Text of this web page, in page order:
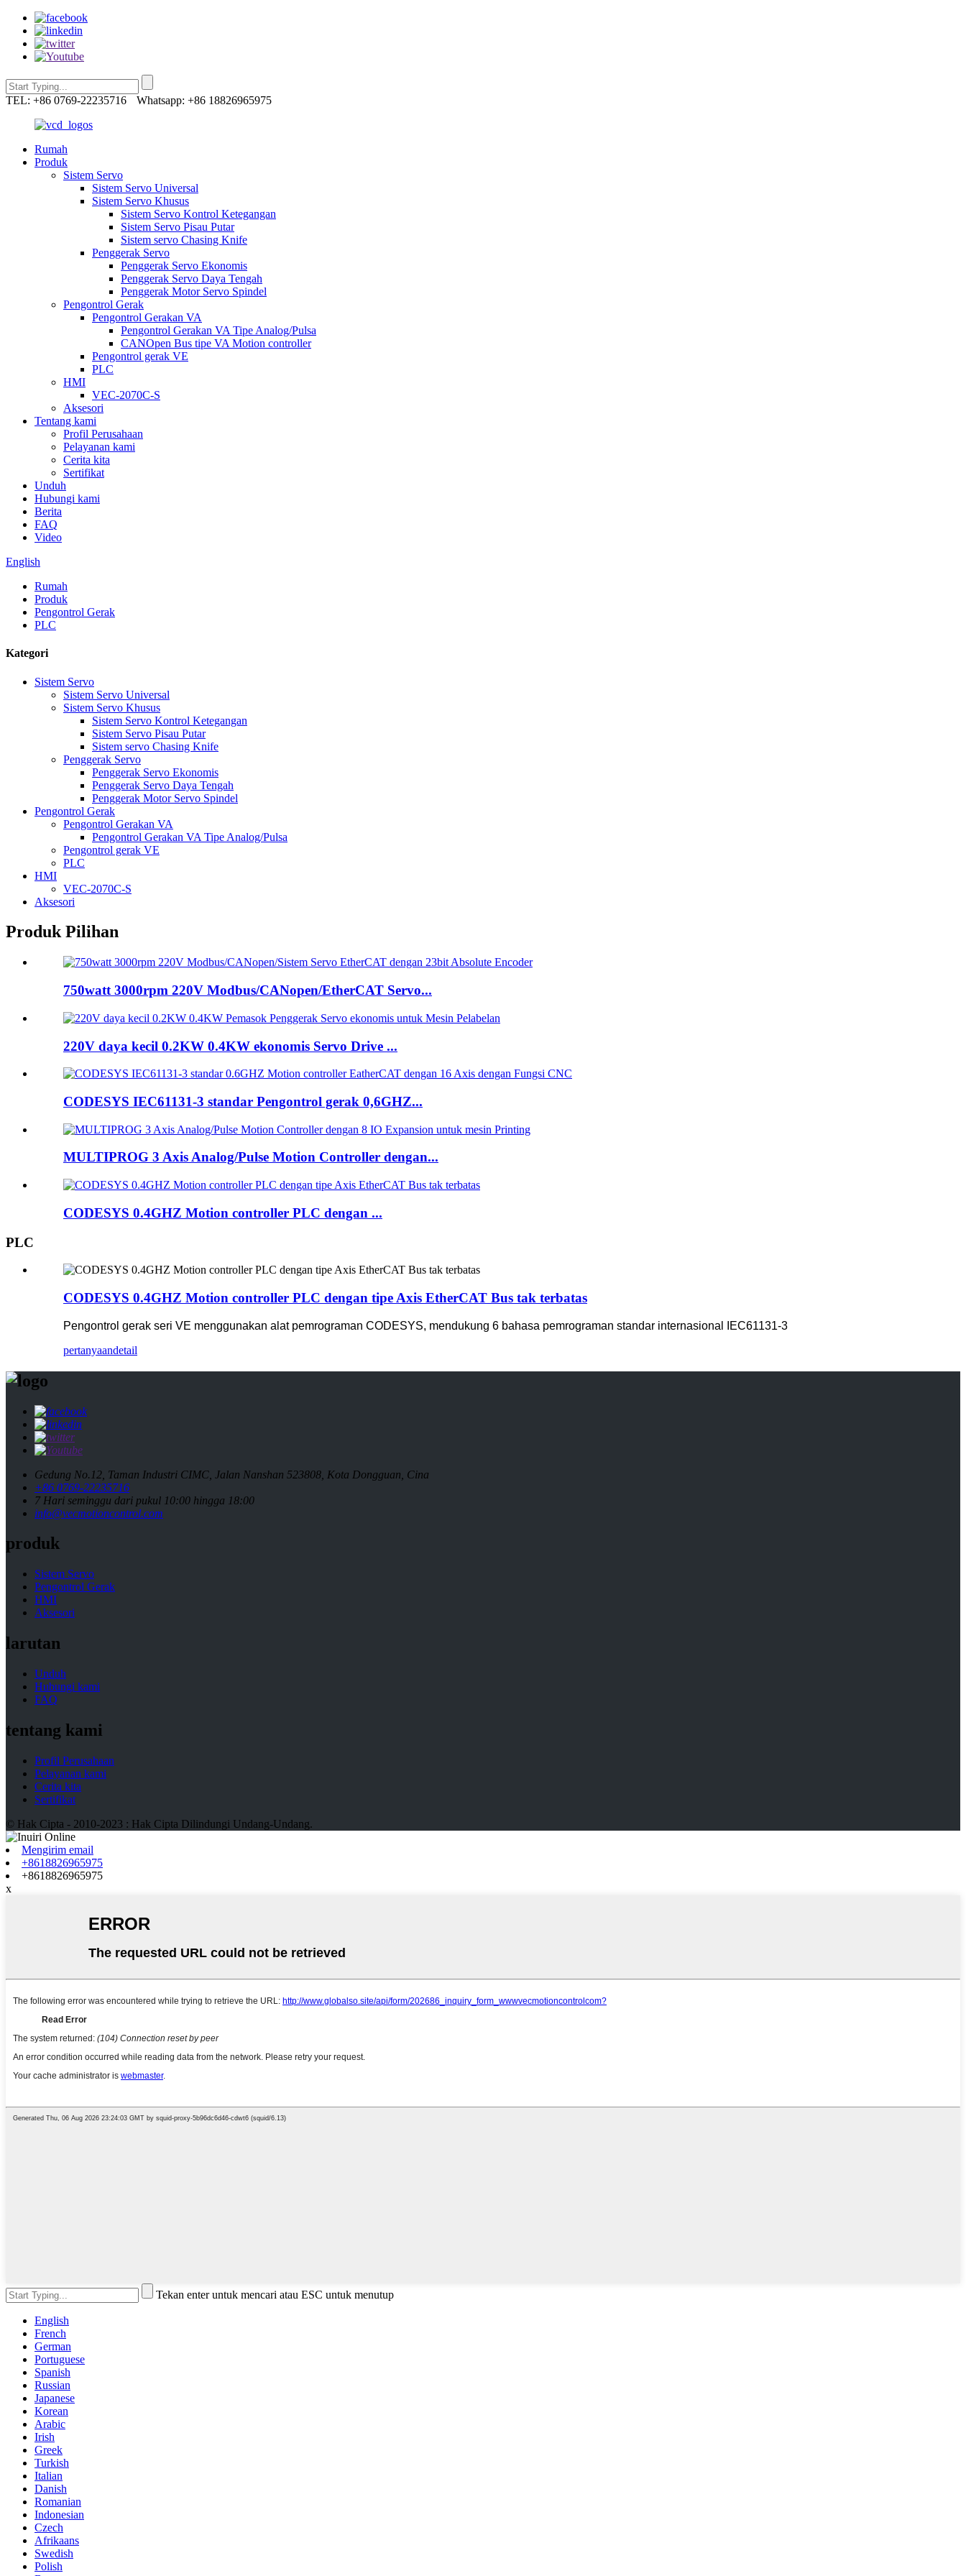
TEL: +86 0769-22235716 Whatsapp: +86 18826965975
Rumah
Produk
Sistem Servo
Sistem Servo Universal
Sistem Servo Khusus
Sistem Servo Kontrol Ketegangan
Sistem Servo Pisau Putar
Sistem servo Chasing Knife
Penggerak Servo
Penggerak Servo Ekonomis
Penggerak Servo Daya Tengah
Penggerak Motor Servo Spindel
Pengontrol Gerak
Pengontrol Gerakan VA
Pengontrol Gerakan VA Tipe Analog/Pulsa
CANOpen Bus tipe VA Motion controller
Pengontrol gerak VE
PLC
HMI
VEC-2070C-S
Aksesori
Tentang kami
Profil Perusahaan
Pelayanan kami
Cerita kita
Sertifikat
Unduh
Hubungi kami
Berita
FAQ
Video
English
Rumah
Produk
Pengontrol Gerak
PLC
Kategori
Sistem Servo
Sistem Servo Universal
Sistem Servo Khusus
Sistem Servo Kontrol Ketegangan
Sistem Servo Pisau Putar
Sistem servo Chasing Knife
Penggerak Servo
Penggerak Servo Ekonomis
Penggerak Servo Daya Tengah
Penggerak Motor Servo Spindel
Pengontrol Gerak
Pengontrol Gerakan VA
Pengontrol Gerakan VA Tipe Analog/Pulsa
Pengontrol gerak VE
PLC
HMI
VEC-2070C-S
Aksesori
Produk Pilihan
750watt 3000rpm 220V Modbus/CANopen/EtherCAT Servo...
220V daya kecil 0.2KW 0.4KW ekonomis Servo Drive ...
CODESYS IEC61131-3 standar Pengontrol gerak 0,6GHZ...
MULTIPROG 3 Axis Analog/Pulse Motion Controller dengan...
CODESYS 0.4GHZ Motion controller PLC dengan ...
PLC
CODESYS 0.4GHZ Motion controller PLC dengan tipe Axis EtherCAT Bus tak terbatas
Pengontrol gerak seri VE menggunakan alat pemrograman CODESYS, mendukung 6 bahasa pemrograman standar internasional IEC61131-3
pertanyaandetail
Gedung No.12, Taman Industri CIMC, Jalan Nanshan 523808, Kota Dongguan, Cina
+86 0769-22235716
7 Hari seminggu dari pukul 10:00 hingga 18:00
info@vecmotioncontrol.com
produk
Sistem Servo
Pengontrol Gerak
HMI
Aksesori
larutan
Unduh
Hubungi kami
FAQ
tentang kami
Profil Perusahaan
Pelayanan kami
Cerita kita
Sertifikat
© Hak Cipta - 2010-2023 : Hak Cipta Dilindungi Undang-Undang.
Mengirim email
+8618826965975
+8618826965975
x
Tekan enter untuk mencari atau ESC untuk menutup
English
French
German
Portuguese
Spanish
Russian
Japanese
Korean
Arabic
Irish
Greek
Turkish
Italian
Danish
Romanian
Indonesian
Czech
Afrikaans
Swedish
Polish